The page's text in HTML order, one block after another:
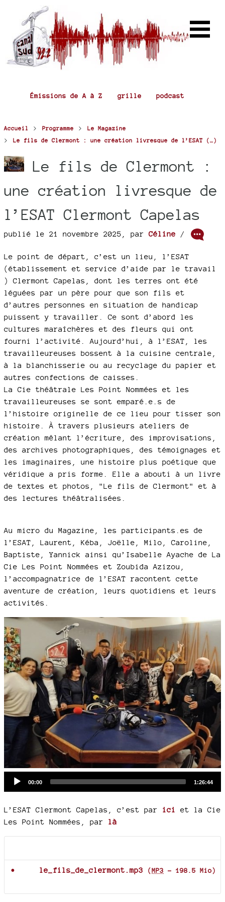
Émissions de A à Z grille podcast
Accueil > Programme > Le Magazine
> Le fils de Clermont : une création livresque de l’ESAT (…)
Le fils de Clermont :
une création livresque de
l’ESAT Clermont Capelas
publié le 21 novembre 2025 parCéline /
Le point de départ, c’est un lieu, l’ESAT
(établissement et service d’aide par le travail
) Clermont Capelas, dont les terres ont été
léguées par un père pour que son fils et
d’autres personnes en situation de handicap
puissent y travailler. Ce sont d’abord les
cultures maraîchères et des fleurs qui ont
fourni l’activité. Aujourd’hui, à l’ESAT, les
travailleureuses bossent à la cuisine centrale,
à la blanchisserie ou au recyclage du papier et
autres confections de caisses.
La Cie théâtrale Les Point Nommées et les
travailleureuses se sont emparé.e.s de
l’histoire originelle de ce lieu pour tisser son
histoire. À travers plusieurs ateliers de
création mêlant l’écriture, des improvisations,
des archives photographiques, des témoignages et
les imaginaires, une histoire plus poétique que
véridique a pris forme. Elle a abouti à un livre
de textes et photos, "Le fils de Clermont" et à
des lectures théâtralisées.
Au micro du Magazine, les participants.es de
l’ESAT, Laurent, Kéba, Joëlle, Milo, Caroline,
Baptiste, Yannick ainsi qu’Isabelle Ayache de La
Cie Les Point Nommées et Zoubida Azizou,
l’accompagnatrice de l’ESAT racontent cette
aventure de création, leurs quotidiens et leurs
activités.
Current
00:00
Total
1:26:44
L’ESAT Clermont Capelas, c’est par ici
et la Cie
Les Point Nommées, par là
le_fils_de_clermont.mp3 (MP3 - 198.5 Mio)